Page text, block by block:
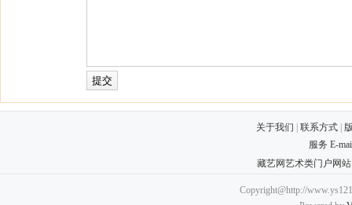
关于我们 联系方式
服务 E-
藏艺网艺术类门户网
Copyright@http://